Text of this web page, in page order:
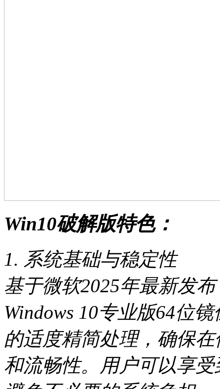
Win10破解版特色：
1. 系统基础与稳定性
基于微软2025年最新发
Windows 10专业版64位
的适度精简处理，确保
和流畅性。用户可以享